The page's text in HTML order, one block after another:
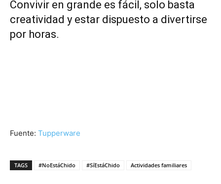
Convivir en grande es fácil, solo basta
creatividad y estar dispuesto a divertirse
por horas.
Fuente: Tupperware
TAGS #NoEstáChido #SíEstáChido Actividades familiares